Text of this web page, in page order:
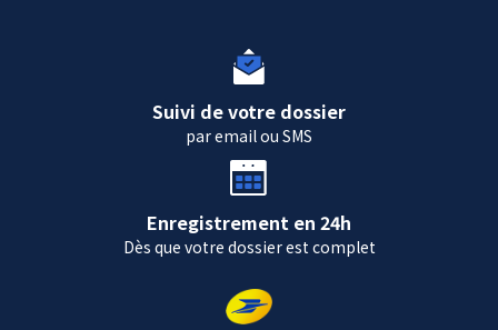
Suivi de votre dossier
par email ou SMS
Enregistrement en 24h
Dès que votre dossier est complet